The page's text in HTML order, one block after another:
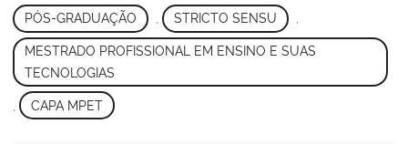
PÓS-GRADUAÇÃO STRICTO SENSU
MESTRADO PROFISSIONAL EM ENSINO E SUAS
TECNOLOGIAS
CAPA MPET